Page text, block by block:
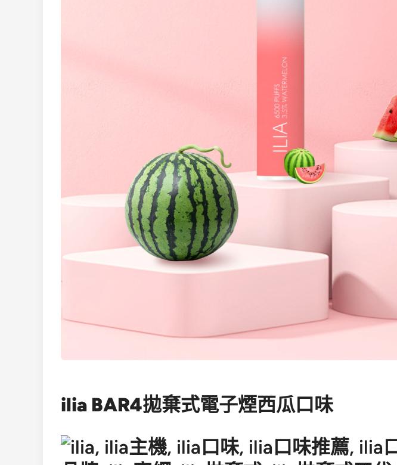
ilia BAR4拋棄式電子煙西瓜口味